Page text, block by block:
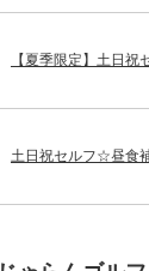
【夏季限定】土日
土日祝セルフ☆昼食